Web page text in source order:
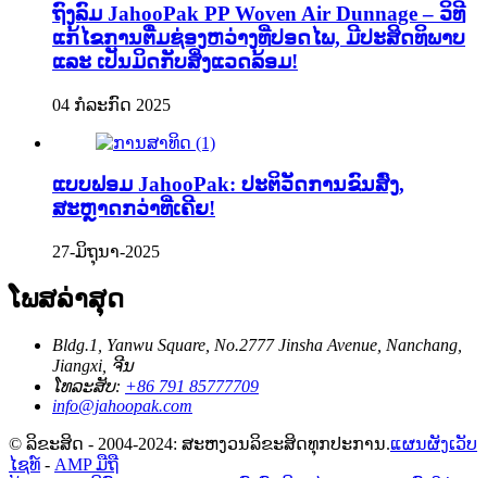
ຖົງລົມ JahooPak PP Woven Air Dunnage – ວິທີ
ແກ້ໄຂການຕື່ມຊ່ອງຫວ່າງທີ່ປອດໄພ, ມີປະສິດທິພາບ
ແລະ ເປັນມິດກັບສິ່ງແວດລ້ອມ!
04 ກໍລະກົດ 2025
ແບບຟອມ JahooPak: ປະຕິວັດການຂົນສົ່ງ,
ສະຫຼາດກວ່າທີ່ເຄີຍ!
27-ມິຖຸນາ-2025
ໂພສລ່າສຸດ
Bldg.1, Yanwu Square, No.2777 Jinsha Avenue, Nanchang,
Jiangxi, ຈີນ
ໂທລະສັບ: +86 791 85777709
info@jahoopak.com
© ລິຂະສິດ - 2004-2024: ສະຫງວນລິຂະສິດທຸກປະການ.ແຜນຜັງເວັບ
ໄຊທ໌ - AMP ມືຖື